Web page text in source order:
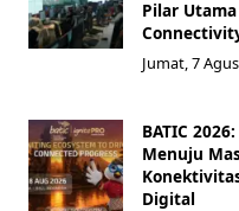
Pilar
Jumat, 7
BATIC
Menuju
Digital